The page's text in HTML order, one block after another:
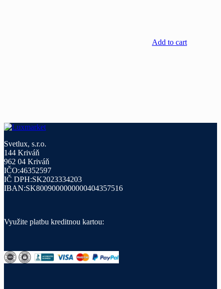
Add to cart
Svetlux, s.r.o.
144 Kriváň
962 04 Kriváň
IČO:46352597
IČ DPH:SK2023334203
IBAN:SK8009000000000404357516
Využite platbu kreditnou kartou: